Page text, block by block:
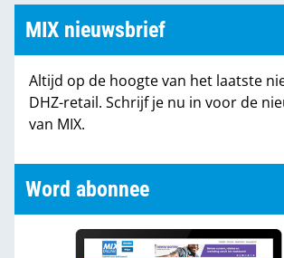
MIX nieuwsbrief
Altijd op de hoogte van het laatste
DHZ-retail. Schrijf je nu in voor de
van MIX.
Word abonnee